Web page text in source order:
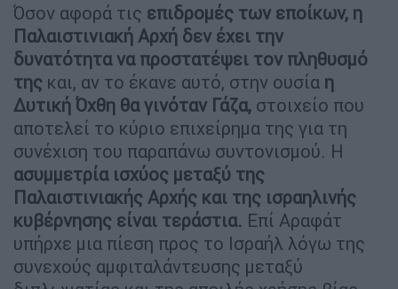
Όσον αφορά τις επιδρομές των εποίκων, η
Παλαιστινιακή Αρχή δεν έχει την
δυνατότητα να προστατέψει τον πληθυσμό
της και, αν το έκανε αυτό, στην ουσία η
Δυτική Όχθη θα γινόταν Γάζα, στοιχείο που
αποτελεί το κύριο επιχείρημα της για τη
συνέχιση του παραπάνω συντονισμού. Η
ασυμμετρία ισχύος μεταξύ της
Παλαιστινιακής Αρχής και της ισραηλινής
κυβέρνησης είναι τεράστια. Επί Αραφάτ
υπήρχε μια πίεση προς το Ισραήλ λόγω της
συνεχούς αμφιταλάντευσης μεταξύ